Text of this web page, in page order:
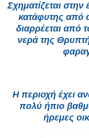
Σχηματίζεται
κατάφυτης από
διαρρέεται από
νερά της
Η περιοχή έχει
πολύ ήπιο
ήρεμες